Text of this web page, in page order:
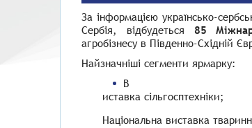
За інформацією українсько-
Сербія, відбудеться 85
агробізнесу в Південно-Східній
Найзначніші сегменти ярмарку:
В
иставка сільгосптехніки;
Національна виставка